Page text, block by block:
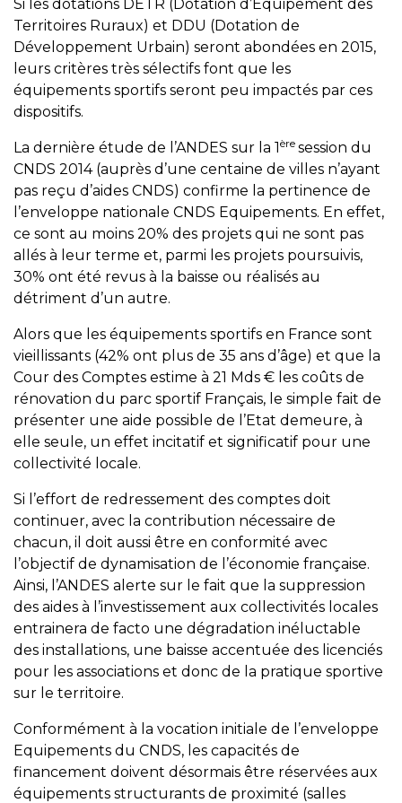
Si les dotations DETR (Dotation d’Equipement des
Territoires Ruraux) et DDU (Dotation de
Développement Urbain) seront abondées en 2015,
leurs critères très sélectifs font que les
équipements sportifs seront peu impactés par ces
dispositifs.
La dernière étude de l’ANDES sur la 1ère session du
CNDS 2014 (auprès d’une centaine de villes n’ayant
pas reçu d’aides CNDS) confirme la pertinence de
l’enveloppe nationale CNDS Equipements. En effet,
ce sont au moins 20% des projets qui ne sont pas
allés à leur terme et, parmi les projets poursuivis,
30% ont été revus à la baisse ou réalisés au
détriment d’un autre.
Alors que les équipements sportifs en France sont
vieillissants (42% ont plus de 35 ans d’âge) et que la
Cour des Comptes estime à 21 Mds € les coûts de
rénovation du parc sportif Français, le simple fait de
présenter une aide possible de l’Etat demeure, à
elle seule, un effet incitatif et significatif pour une
collectivité locale.
Si l’effort de redressement des comptes doit
continuer, avec la contribution nécessaire de
chacun, il doit aussi être en conformité avec
l’objectif de dynamisation de l’économie française.
Ainsi, l’ANDES alerte sur le fait que la suppression
des aides à l’investissement aux collectivités locales
entrainera de facto une dégradation inéluctable
des installations, une baisse accentuée des licenciés
pour les associations et donc de la pratique sportive
sur le territoire.
Conformément à la vocation initiale de l’enveloppe
Equipements du CNDS, les capacités de
financement doivent désormais être réservées aux
équipements structurants de proximité (salles